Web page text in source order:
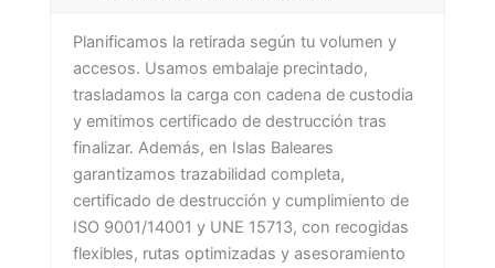
Planificamos la retirada según tu volumen y
accesos. Usamos embalaje precintado,
trasladamos la carga con cadena de custodia
y emitimos certificado de destrucción tras
finalizar. Además, en Islas Baleares
garantizamos trazabilidad completa,
certificado de destrucción y cumplimiento de
ISO 9001/14001 y UNE 15713, con recogidas
flexibles, rutas optimizadas y asesoramiento